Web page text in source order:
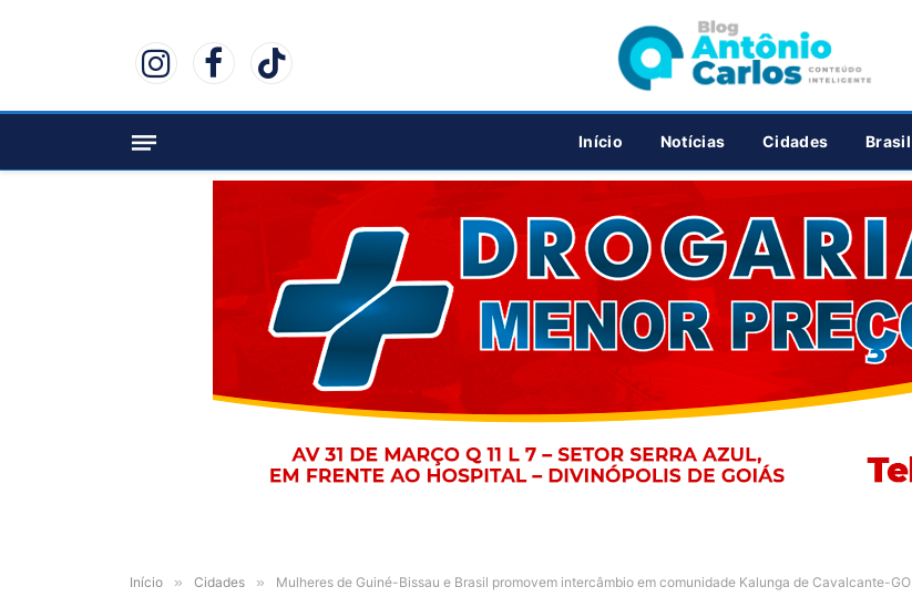
InstagramFacebookTikTok
Início Notícias Cidades Brasil
PUBLICIDADE
Início » Cidades » Mulheres de Guiné-Bissau e Brasil promovem intercâmbio em comunidade Kalunga de Cavalcante-GO